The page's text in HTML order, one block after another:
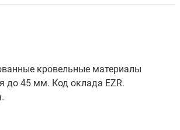
кровельные материалы
до 45 мм. Код оклада EZR.